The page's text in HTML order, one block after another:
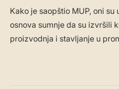
Kako je saopštio MUP, oni
osnova sumnje da su izvršili
proizvodnja i stavljanje u